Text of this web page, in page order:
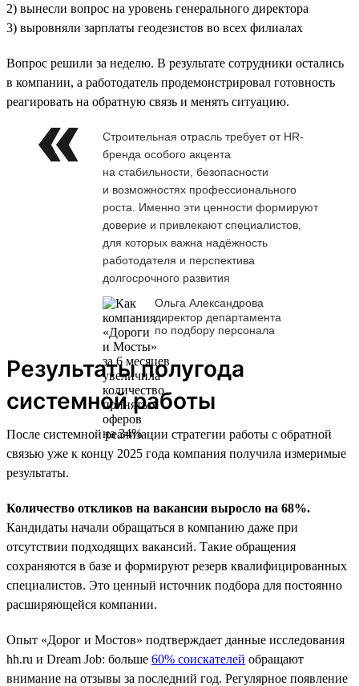
2) вынесли вопрос на уровень генерального директора
3) выровняли зарплаты геодезистов во всех филиалах
Вопрос решили за неделю. В результате сотрудники остались
в компании, а работодатель продемонстрировал готовность
реагировать на обратную связь и менять ситуацию.
Строительная отрасль требует от HR-
бренда особого акцента
на стабильности, безопасности
и возможностях профессионального
роста. Именно эти ценности формируют
доверие и привлекают специалистов,
для которых важна надёжность
работодателя и перспектива
долгосрочного развития
Ольга Александрова
директор департамента
по подбору персонала
Результаты полугода
системной работы
После системной реализации стратегии работы с обратной
связью уже к концу 2025 года компания получила измеримые
результаты.
Количество откликов на вакансии выросло на 68%.
Кандидаты начали обращаться в компанию даже при
отсутствии подходящих вакансий. Такие обращения
сохраняются в базе и формируют резерв квалифицированных
специалистов. Это ценный источник подбора для постоянно
расширяющейся компании.
Опыт «Дорог и Мостов» подтверждает данные исследования
hh.ru и Dream Job: больше 60% соискателей обращают
внимание на отзывы за последний год. Регулярное появление